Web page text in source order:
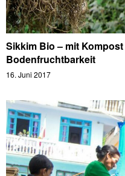
Sikkim Bio – mit
Bodenfruchtbarkeit
16. Juni 2017